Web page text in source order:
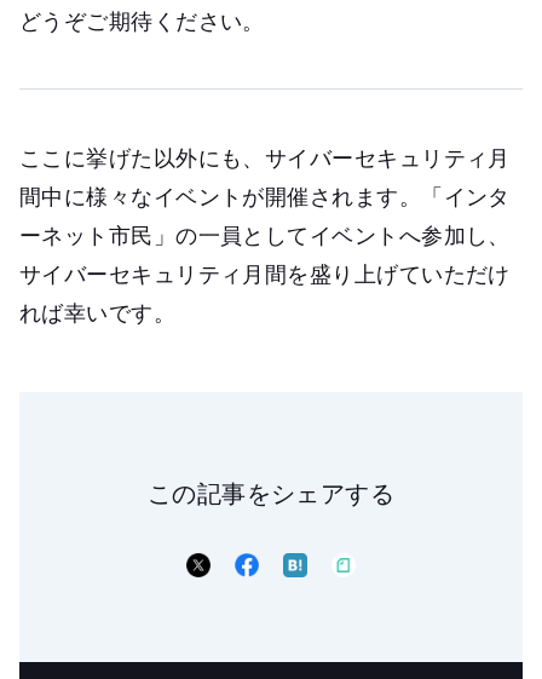
どうぞご期待ください。
ここに挙げた以外にも、サイバーセキュリティ月
間中に様々なイベントが開催されます。「インタ
ーネット市民」の一員としてイベントへ参加し、
サイバーセキュリティ月間を盛り上げていただけ
れば幸いです。
この記事をシェアする